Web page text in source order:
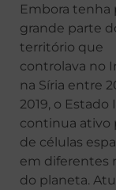
Embora tenha
grande parte
território que
controlava no
na Síria entre
2019, o Estado
continua ativo
de células
em diferentes
do planeta.